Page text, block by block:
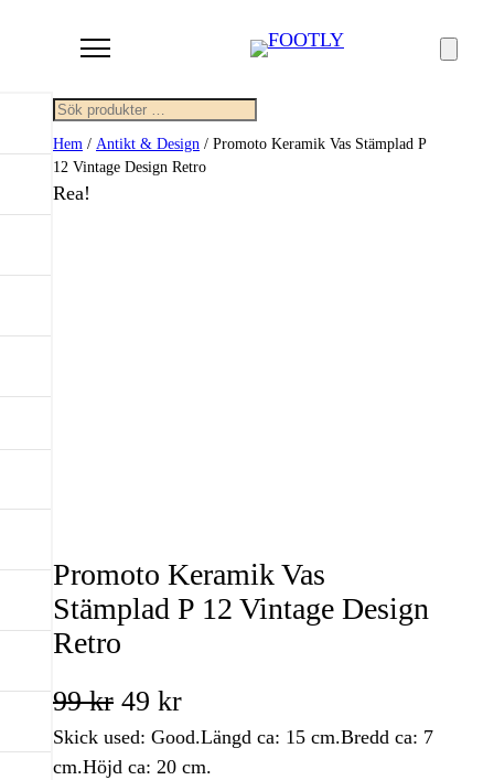
Sök
Hem / Antikt & Design / Promoto Keramik Vas Stämplad P
12 Vintage Design Retro
Rea!
Promoto Keramik Vas
Stämplad P 12 Vintage Design
Retro
99kr D
e
49 krD
e
Skick used: Good.Längd ca: 15 cm.Bredd ca: 7
cm.Höjd ca: 20 cm.